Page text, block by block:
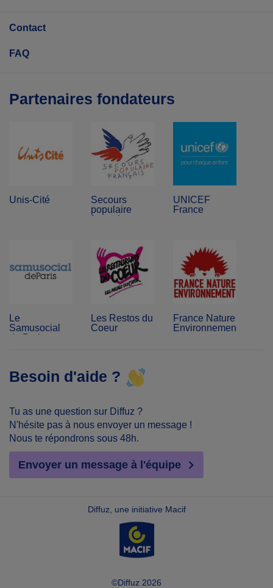
Contact
FAQ
Partenaires fondateurs
Unis-Cité
Secours
populaire
français
UNICEF
France
Le
Samusocial
de Paris
Les Restos du
Coeur
France Nature
Environnement
Besoin d'aide ?
Tu as une question sur Diffuz ?
N'hésite pas à nous envoyer un message !
Nous te répondrons sous 48h.
Envoyer un message à l'équipe
Diffuz, une initiative Macif
©Diffuz 2026